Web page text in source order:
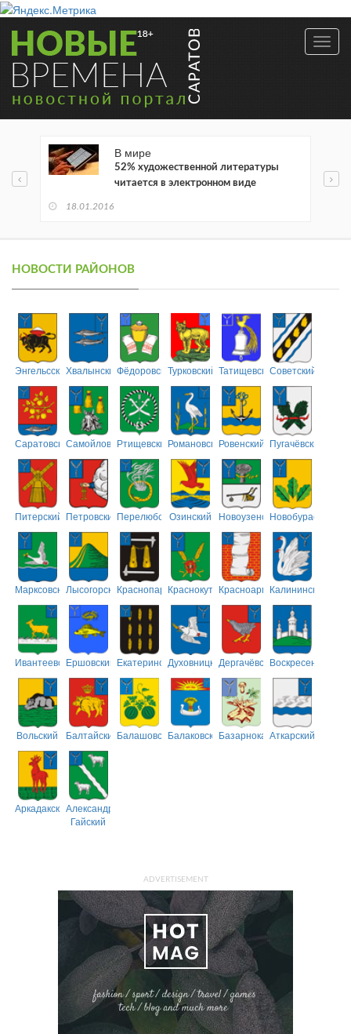
В мире
52% художественной литературы
читается в электронном виде
18.01.2016
НОВОСТИ РАЙОНОВ
ЭнгельсскийХвалынскийФёдоровскийТурковский ТатищевскийСоветский
СаратовскийСамойловскийРтищевскийРомановскийРовенский Пугачёвский
Питерский ПетровскийПерелюбскийОзинский НовоузенскийНовобурасский
МарксовскийЛысогорскийКраснопартизанский
КраснокутскийКрасноармейский
Калининский
ИвантеевскийЕршовский ЕкатериновскийДуховницкийДергачёвскийВоскресенский
Вольский БалтайскийБалашовскийБалаковскийБазарнокарабулакский
Аткарский
АркадакскийАлександрово-
Гайский
ADVERTISEMENT